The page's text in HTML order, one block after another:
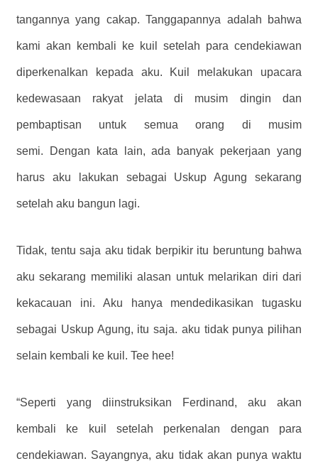
tangannya yang cakap. Tanggapannya adalah bahwa
kami akan kembali ke kuil setelah para cendekiawan
diperkenalkan kepada aku. Kuil melakukan upacara
kedewasaan rakyat jelata di musim dingin dan
pembaptisan untuk semua orang di musim
semi. Dengan kata lain, ada banyak pekerjaan yang
harus aku lakukan sebagai Uskup Agung sekarang
setelah aku bangun lagi.
Tidak, tentu saja aku tidak berpikir itu beruntung bahwa
aku sekarang memiliki alasan untuk melarikan diri dari
kekacauan ini. Aku hanya mendedikasikan tugasku
sebagai Uskup Agung, itu saja. aku tidak punya pilihan
selain kembali ke kuil. Tee hee!
“Seperti yang diinstruksikan Ferdinand, aku akan
kembali ke kuil setelah perkenalan dengan para
cendekiawan. Sayangnya, aku tidak akan punya waktu